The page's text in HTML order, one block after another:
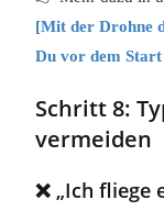
[Mit der Drohne
Du vor dem Start
Schritt 8:
vermeiden
❌ „Ich fliege